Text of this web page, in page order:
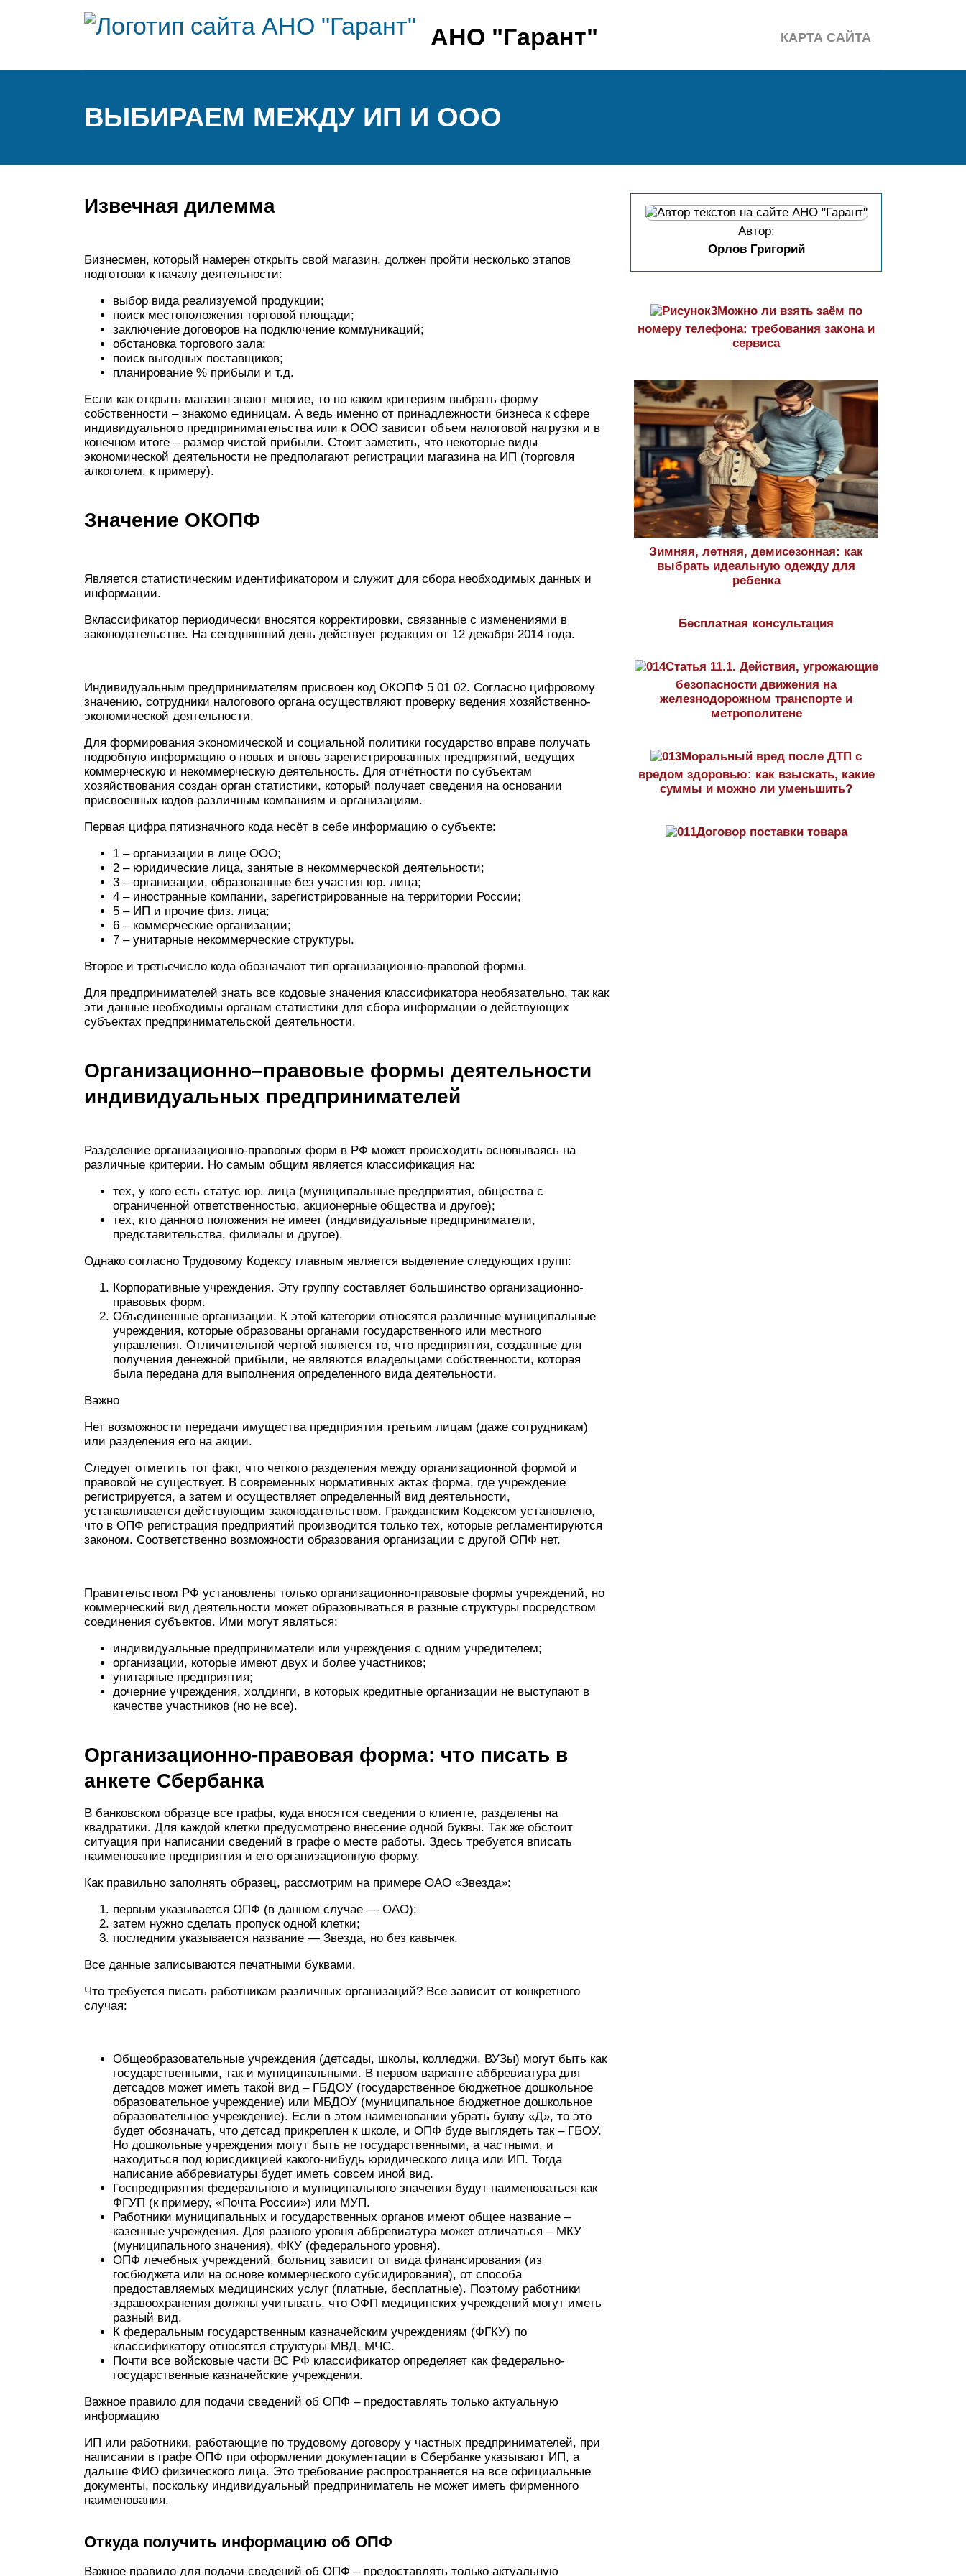
АНО "Гарант" КАРТА САЙТА
ВЫБИРАЕМ МЕЖДУ ИП И ООО
Извечная дилемма
Бизнесмен, который намерен открыть свой магазин, должен пройти несколько этапов
подготовки к началу деятельности:
выбор вида реализуемой продукции;
поиск местоположения торговой площади;
заключение договоров на подключение коммуникаций;
обстановка торгового зала;
поиск выгодных поставщиков;
планирование % прибыли и т.д.
Если как открыть магазин знают многие, то по каким критериям выбрать форму
собственности – знакомо единицам. А ведь именно от принадлежности бизнеса к сфере
индивидуального предпринимательства или к ООО зависит объем налоговой нагрузки и в
конечном итоге – размер чистой прибыли. Стоит заметить, что некоторые виды
экономической деятельности не предполагают регистрации магазина на ИП (торговля
алкоголем, к примеру).
Значение ОКОПФ
Является статистическим идентификатором и служит для сбора необходимых данных и
информации.
Вклассификатор периодически вносятся корректировки, связанные с изменениями в
законодательстве. На сегодняшний день действует редакция от 12 декабря 2014 года.
Индивидуальным предпринимателям присвоен код ОКОПФ 5 01 02. Согласно цифровому
значению, сотрудники налогового органа осуществляют проверку ведения хозяйственно-
экономической деятельности.
Для формирования экономической и социальной политики государство вправе получать
подробную информацию о новых и вновь зарегистрированных предприятий, ведущих
коммерческую и некоммерческую деятельность. Для отчётности по субъектам
хозяйствования создан орган статистики, который получает сведения на основании
присвоенных кодов различным компаниям и организациям.
Первая цифра пятизначного кода несёт в себе информацию о субъекте:
1 – организации в лице ООО;
2 – юридические лица, занятые в некоммерческой деятельности;
3 – организации, образованные без участия юр. лица;
4 – иностранные компании, зарегистрированные на территории России;
5 – ИП и прочие физ. лица;
6 – коммерческие организации;
7 – унитарные некоммерческие структуры.
Второе и третьечисло кода обозначают тип организационно-правовой формы.
Для предпринимателей знать все кодовые значения классификатора необязательно, так как
эти данные необходимы органам статистики для сбора информации о действующих
субъектах предпринимательской деятельности.
Организационно–правовые формы деятельности
индивидуальных предпринимателей
Разделение организационно-правовых форм в РФ может происходить основываясь на
различные критерии. Но самым общим является классификация на:
тех, у кого есть статус юр. лица (муниципальные предприятия, общества с
ограниченной ответственностью, акционерные общества и другое);
тех, кто данного положения не имеет (индивидуальные предприниматели,
представительства, филиалы и другое).
Однако согласно Трудовому Кодексу главным является выделение следующих групп:
Корпоративные учреждения. Эту группу составляет большинство организационно-
правовых форм.
Объединенные организации. К этой категории относятся различные муниципальные
учреждения, которые образованы органами государственного или местного
управления. Отличительной чертой является то, что предприятия, созданные для
получения денежной прибыли, не являются владельцами собственности, которая
была передана для выполнения определенного вида деятельности.
Важно
Нет возможности передачи имущества предприятия третьим лицам (даже сотрудникам)
или разделения его на акции.
Следует отметить тот факт, что четкого разделения между организационной формой и
правовой не существует. В современных нормативных актах форма, где учреждение
регистрируется, а затем и осуществляет определенный вид деятельности,
устанавливается действующим законодательством. Гражданским Кодексом установлено,
что в ОПФ регистрация предприятий производится только тех, которые регламентируются
законом. Соответственно возможности образования организации с другой ОПФ нет.
Правительством РФ установлены только организационно-правовые формы учреждений, но
коммерческий вид деятельности может образовываться в разные структуры посредством
соединения субъектов. Ими могут являться:
индивидуальные предприниматели или учреждения с одним учредителем;
организации, которые имеют двух и более участников;
унитарные предприятия;
дочерние учреждения, холдинги, в которых кредитные организации не выступают в
качестве участников (но не все).
Организационно-правовая форма: что писать в
анкете Сбербанка
В банковском образце все графы, куда вносятся сведения о клиенте, разделены на
квадратики. Для каждой клетки предусмотрено внесение одной буквы. Так же обстоит
ситуация при написании сведений в графе о месте работы. Здесь требуется вписать
наименование предприятия и его организационную форму.
Как правильно заполнять образец, рассмотрим на примере ОАО «Звезда»:
первым указывается ОПФ (в данном случае — ОАО);
затем нужно сделать пропуск одной клетки;
последним указывается название — Звезда, но без кавычек.
Все данные записываются печатными буквами.
Что требуется писать работникам различных организаций? Все зависит от конкретного
случая:
Общеобразовательные учреждения (детсады, школы, колледжи, ВУЗы) могут быть как
государственными, так и муниципальными. В первом варианте аббревиатура для
детсадов может иметь такой вид – ГБДОУ (государственное бюджетное дошкольное
образовательное учреждение) или МБДОУ (муниципальное бюджетное дошкольное
образовательное учреждение). Если в этом наименовании убрать букву «Д», то это
будет обозначать, что детсад прикреплен к школе, и ОПФ буде выглядеть так – ГБОУ.
Но дошкольные учреждения могут быть не государственными, а частными, и
находиться под юрисдикцией какого-нибудь юридического лица или ИП. Тогда
написание аббревиатуры будет иметь совсем иной вид.
Госпредприятия федерального и муниципального значения будут наименоваться как
ФГУП (к примеру, «Почта России») или МУП.
Работники муниципальных и государственных органов имеют общее название –
казенные учреждения. Для разного уровня аббревиатура может отличаться – МКУ
(муниципального значения), ФКУ (федерального уровня).
ОПФ лечебных учреждений, больниц зависит от вида финансирования (из
госбюджета или на основе коммерческого субсидирования), от способа
предоставляемых медицинских услуг (платные, бесплатные). Поэтому работники
здравоохранения должны учитывать, что ОФП медицинских учреждений могут иметь
разный вид.
К федеральным государственным казначейским учреждениям (ФГКУ) по
классификатору относятся структуры МВД, МЧС.
Почти все войсковые части ВС РФ классификатор определяет как федерально-
государственные казначейские учреждения.
Важное правило для подачи сведений об ОПФ – предоставлять только актуальную
информацию
ИП или работники, работающие по трудовому договору у частных предпринимателей, при
написании в графе ОПФ при оформлении документации в Сбербанке указывают ИП, а
дальше ФИО физического лица. Это требование распространяется на все официальные
документы, поскольку индивидуальный предприниматель не может иметь фирменного
наименования.
Откуда получить информацию об ОПФ
Важное правило для подачи сведений об ОПФ – предоставлять только актуальную
Автор:
Орлов Григорий
Можно ли взять заём по
номеру телефона: требования закона и
сервиса
Зимняя, летняя, демисезонная: как
выбрать идеальную одежду для
ребенка
Бесплатная консультация
Статья 11.1. Действия, угрожающие
безопасности движения на
железнодорожном транспорте и
метрополитене
Моральный вред после ДТП с
вредом здоровью: как взыскать, какие
суммы и можно ли уменьшить?
Договор поставки товара